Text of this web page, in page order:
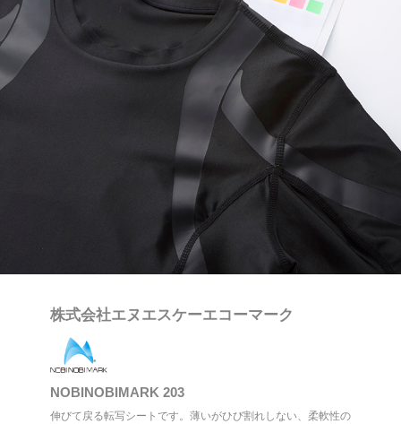
株式会社エヌエスケーエコーマーク
NOBINOBIMARK 203
伸びて戻る転写シートです。薄いがひび割れしない、柔軟性の